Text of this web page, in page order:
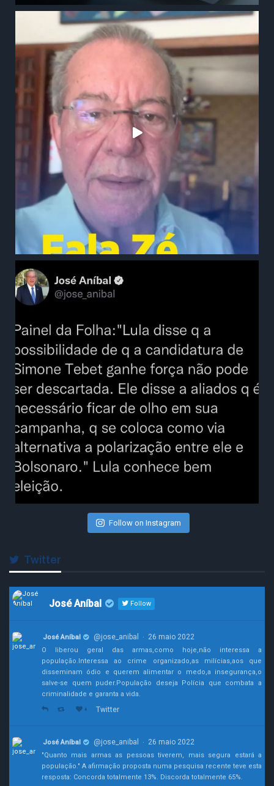
Follow on Instagram
Twitter
José Aníbal Follow
José Aníbal @jose_anibal · 26 maio 2022
O liberou geral das armas,como hoje,não interessa a
população.Interessa ao crime organizado,as milícias,aos que
disseminam ódio e querem alimentar o medo,a insegurança,o
salve-se quem puder.População deseja Polícia que combata a
criminalidade e garanta a vida.
4 Twitter
José Aníbal @jose_anibal · 26 maio 2022
"Quanto mais armas as pessoas tiverem, mais segura estará a
população." A afirmação proposta numa pesquisa recente teve esta
resposta: Concorda totalmente 13%. Discorda totalmente 65%.